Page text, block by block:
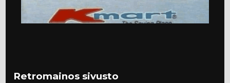
Retromainos sivusto